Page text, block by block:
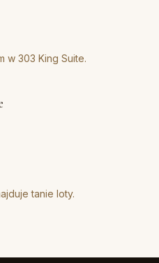
w 303 King Suite.
tanie loty.